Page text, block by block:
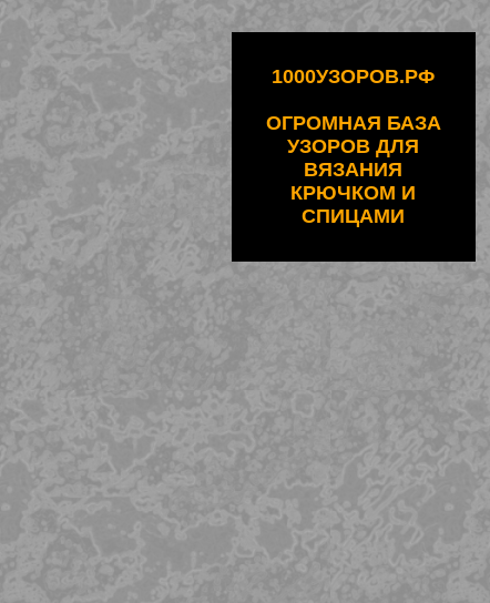
1000УЗОРОВ.РФ
ОГРОМНАЯ БАЗА
УЗОРОВ ДЛЯ
ВЯЗАНИЯ
КРЮЧКОМ И
СПИЦАМИ